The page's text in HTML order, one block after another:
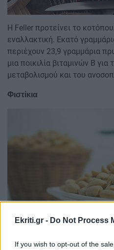
Ekriti.gr - Do Not Process
If you wish to opt-out of the
Η Feller προτείνει το
εναλλακτική. Εκατό
περιέχουν 23,9 γραμμάρια
μια ποικιλία βιταμινών Β για
μεταβολισμού και του
Φιστίκια